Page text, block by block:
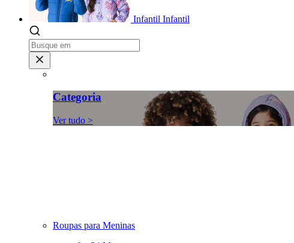
Infantil Infantil
Categoria
Ver tudo >
Roupas para Meninas